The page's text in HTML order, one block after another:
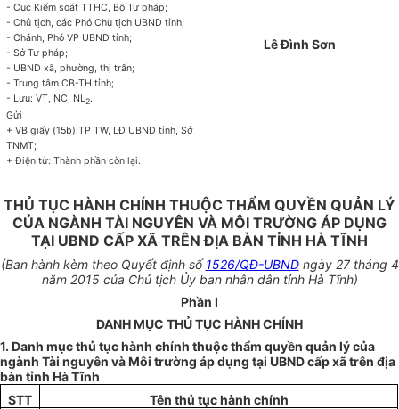
- Cục Kiểm soát TTHC, Bộ Tư pháp;
- Chủ tịch, các Phó Chủ tịch UBND tỉnh;
- Chánh, Phó VP UBND tỉnh;
- Sở Tư pháp;
- UBND xã, phường, thị trấn;
- Trung tâm CB-TH tỉnh;
- Lưu: VT, NC, NL2.
Gửi
+ VB giấy (15b):TP TW, LĐ UBND tỉnh, Sở
TNMT;
+ Điện tử: Thành phần còn lại.
Lê Đình Sơn
THỦ TỤC HÀNH CHÍNH THUỘC THẨM QUYỀN QUẢN LÝ
CỦA NGÀNH TÀI NGUYÊN VÀ MÔI TRƯỜNG ÁP DỤNG
TẠI UBND CẤP XÃ TRÊN ĐỊA BÀN TỈNH HÀ TĨNH
(Ban hành kèm theo Quyết định số1526/QĐ-UBNDngày 27 tháng 4
năm 2015 của Chủ tịch Ủy ban nhân dân tỉnh Hà Tĩnh)
Phần I
DANH MỤC THỦ TỤC HÀNH CHÍNH
1. Danh mục thủ tục hành chính thuộc thẩm quyền quản lý của
ngành Tài nguyên và Môi trường áp dụng tại UBND cấp xã trên địa
bàn tỉnh Hà Tĩnh
STT
Tên thủ tục hành chính